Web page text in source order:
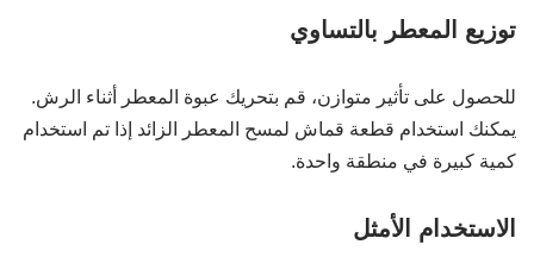
توزيع المعطر بالتساوي
للحصول على تأثير متوازن، قم بتحريك عبوة المعطر أثناء الرش.
يمكنك استخدام قطعة قماش لمسح المعطر الزائد إذا تم استخدام
كمية كبيرة في منطقة واحدة.
الاستخدام الأمثل